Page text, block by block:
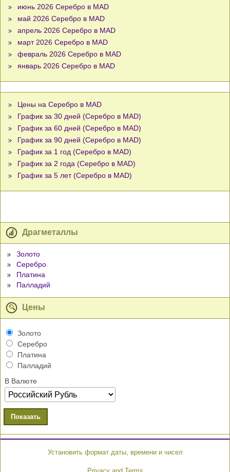
июнь 2026 Серебро в MAD
май 2026 Серебро в MAD
апрель 2026 Серебро в MAD
март 2026 Серебро в MAD
февраль 2026 Серебро в MAD
январь 2026 Серебро в MAD
Цены на Серебро в MAD
График за 30 дней (Серебро в MAD)
График за 60 дней (Серебро в MAD)
График за 90 дней (Серебро в MAD)
График за 1 год (Серебро в MAD)
График за 2 года (Серебро в MAD)
График за 5 лет (Серебро в MAD)
Драгметаллы
Золото
Серебро
Платина
Палладий
Цены
Золото
Серебро
Платина
Палладий
В Валюте
Показать
Установить формат даты, времени и чисел
Privacy and Terms